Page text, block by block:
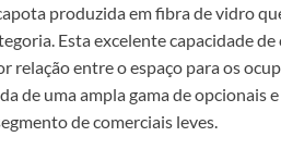
produzida em fibra de vidro
Esta excelente capacidade
relação entre o espaço para os
de uma ampla gama de opcionais
de comerciais leves.